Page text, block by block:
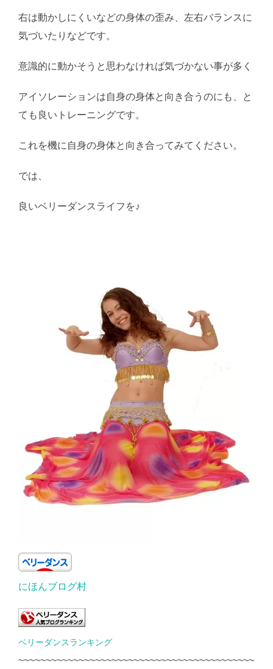
右は動かしにくいなどの身体の歪み、左右バランスに
気づいたりなどです。
意識的に動かそうと思わなければ気づかない事が多く
アイソレーションは自身の身体と向き合うのにも、と
ても良いトレーニングです。
これを機に自身の身体と向き合ってみてください。
では、
良いベリーダンスライフを♪
にほんブログ村
ベリーダンスランキング
~~~~~~~~~~~~~~~~~~~~~~~~~~~~~~~~~~~~~~~~~~~